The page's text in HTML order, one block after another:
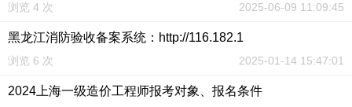
浏览 4 次 2025-06-09 11:09:45
黑龙江消防验收备案系统：http://116.182.1
浏览 6 次 2025-01-14 15:47:01
2024上海一级造价工程师报考对象、报名条件